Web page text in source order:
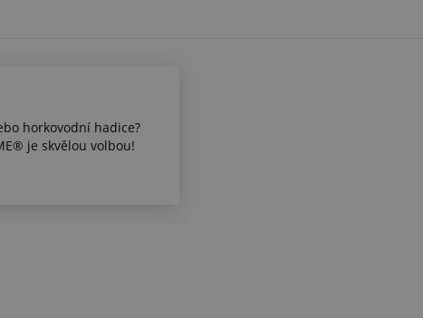
horkovodní hadice?
je skvělou volbou!